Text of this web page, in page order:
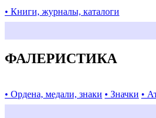
• Книги, журналы, каталоги
ФАЛЕРИСТИКА
• Ордена, медали, знаки • Значки •